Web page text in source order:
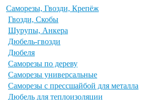
Саморезы, Гвозди, Крепёж
Гвозди, Скобы
Шурупы, Анкера
Дюбель-гвозди
Дюбеля
Саморезы по дереву
Саморезы универсальные
Саморезы с прессшайбой для металла
Дюбель для теплоизоляции